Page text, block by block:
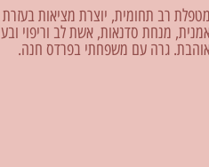
מטפלת רב תחומית, יוצרת מציאות
מנחת סדנאות, אשת לב וריפוי
גרה עם משפחתי בפרדס חנה.